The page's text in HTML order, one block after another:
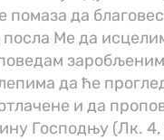
помаза да
Ме да
да ће
и да
Господњу (Лк. 4,